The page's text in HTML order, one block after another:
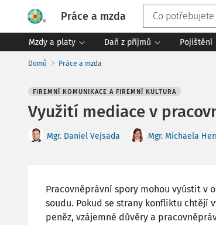
Práce a mzda
Mzdy a platy Daň z příjmů Pojištění
Domů Práce a mzda
FIREMNÍ KOMUNIKACE A FIREMNÍ KULTURA
Využití mediace v
Mgr. Daniel Vejsada Mgr. Michaela
Pracovněprávní spory mohou vyústit v
soudu. Pokud se strany konfliktu chtějí
peněz, vzájemné důvěry a